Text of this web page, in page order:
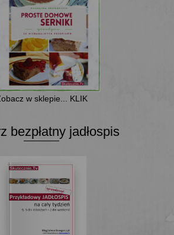
w sklepie... KLIK
bezpłatny jadłospis